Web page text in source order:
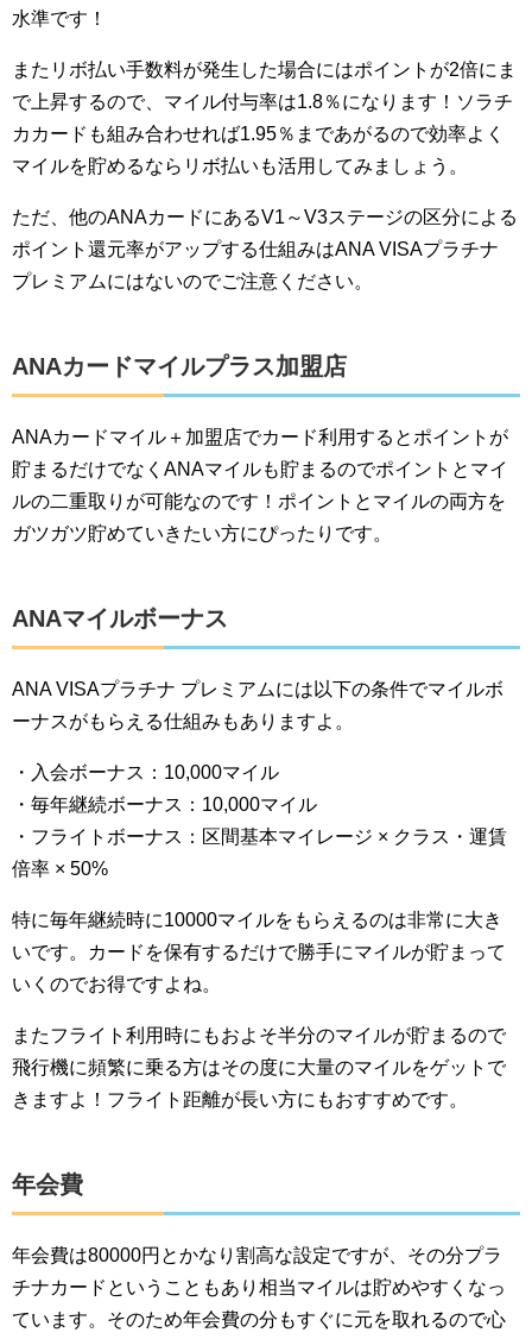
水準です！
またリボ払い手数料が発生した場合にはポイントが2倍にま
で上昇するので、マイル付与率は1.8％になります！ソラチ
カカードも組み合わせれば1.95％まであがるので効率よく
マイルを貯めるならリボ払いも活用してみましょう。
ただ、他のANAカードにあるV1～V3ステージの区分による
ポイント還元率がアップする仕組みはANA VISAプラチナ
プレミアムにはないのでご注意ください。
ANAカードマイルプラス加盟店
ANAカードマイル＋加盟店でカード利用するとポイントが
貯まるだけでなくANAマイルも貯まるのでポイントとマイ
ルの二重取りが可能なのです！ポイントとマイルの両方を
ガツガツ貯めていきたい方にぴったりです。
ANAマイルボーナス
ANA VISAプラチナ プレミアムには以下の条件でマイルボ
ーナスがもらえる仕組みもありますよ。
・入会ボーナス：10,000マイル
・毎年継続ボーナス：10,000マイル
・フライトボーナス：区間基本マイレージ × クラス・運賃
倍率 × 50%
特に毎年継続時に10000マイルをもらえるのは非常に大き
いです。カードを保有するだけで勝手にマイルが貯まって
いくのでお得ですよね。
またフライト利用時にもおよそ半分のマイルが貯まるので
飛行機に頻繁に乗る方はその度に大量のマイルをゲットで
きますよ！フライト距離が長い方にもおすすめです。
年会費
年会費は80000円とかなり割高な設定ですが、その分プラ
チナカードということもあり相当マイルは貯めやすくなっ
ています。そのため年会費の分もすぐに元を取れるので心